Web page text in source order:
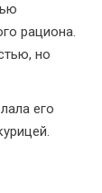
рациона.
но
его